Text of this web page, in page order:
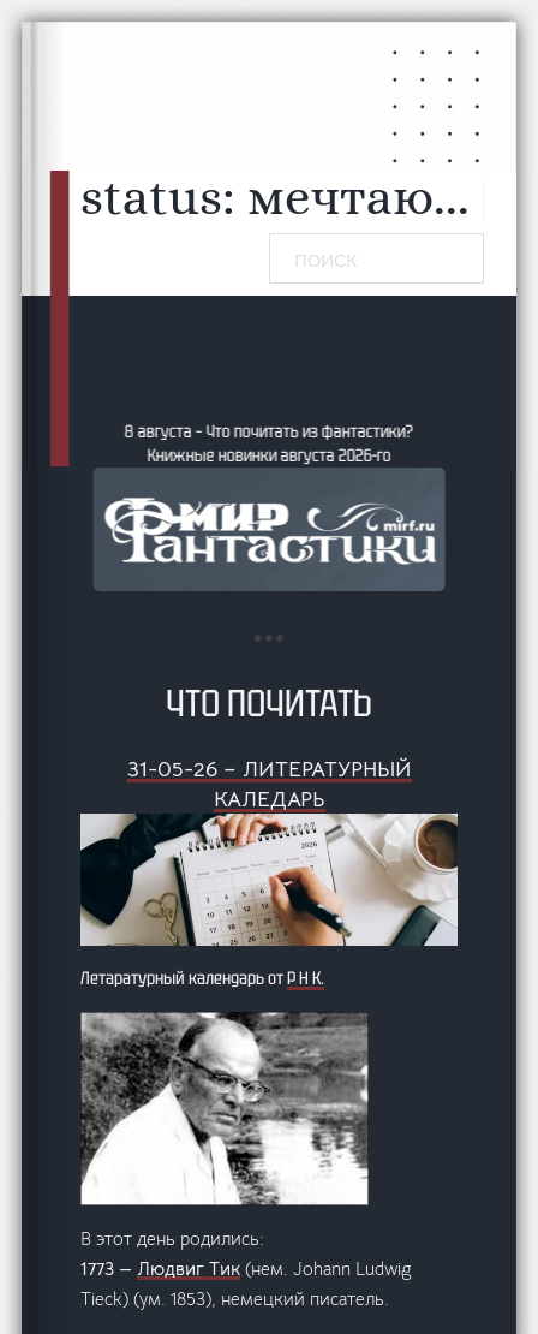
Перейти к основному содержанию
Перейти к нижнему колонтитулу
status: мечтаю...
Поиск
8 августа – Что почитать из фантастики?
Книжные новинки августа 2026-го
ЧТО ПОЧИТАТЬ
31-05-26 – ЛИТЕРАТУРНЫЙ
КАЛЕДАРЬ
Летаратурный календарь отР Н К.
В этот день родились:
1773 —Людвиг Тик (нем. Johann Ludwig
Tieck) (ум. 1853), немецкий писатель.